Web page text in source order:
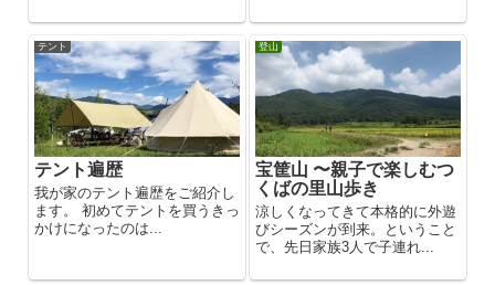
テント
テント遍歴
我が家のテント遍歴をご紹介し
ます。 初めてテントを買うきっ
かけになったのは...
登山
宝筐山 〜親子で楽しむつ
くばの里山歩き
涼しくなってきて本格的に外遊
びシーズンが到来。ということ
で、先日家族3人で子連れ...